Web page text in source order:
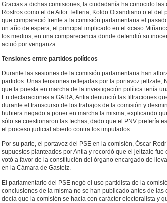
Gracias a dichas comisiones, la ciudadanía ha conocido las
Rostros como el de Aitor Telleria, Koldo Otxandiano o el del
que compareció frente a la comisión parlamentaria el
un año de espera, el principal implicado en el «caso
los medios, en una comparecencia donde defendió su
actuó por venganza.
Tensiones entre partidos políticos
Durante las sesiones de la comisión parlamentaria han
partidos. Unas tensiones reflejadas por la portavoz jeltzale,
que la puesta en marcha de la investigación política tenía
En declaraciones a GARA, Antia denunció las filtraciones
durante el transcurso de los trabajos de la comisión y
hubiera negado a poner en marcha la misma, explicando
sólo se cuestionaron las fechas, dado que el PNV prefería
el proceso judicial abierto contra los imputados.
Por su parte, el portavoz del PSE en la comisión, Óscar
supuestos planteados por Antia y recordó que el jeltzale fue
votó a favor de la constitución del órgano encargado de
en la Cámara de Gasteiz.
El parlamentario del PSE negó el uso partidista de la
conclusiones de la misma no se han publicado antes de las
decía que la comisión se hacía con carácter electoralista y